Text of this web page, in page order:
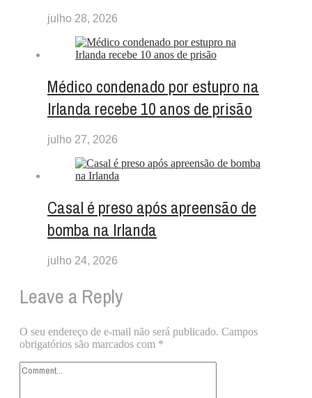
julho 28, 2026
Médico condenado por estupro na
Irlanda recebe 10 anos de prisão
julho 27, 2026
Casal é preso após apreensão de
bomba na Irlanda
julho 24, 2026
Leave a Reply
O seu endereço de e-mail não será publicado. Campos
obrigatórios são marcados com *